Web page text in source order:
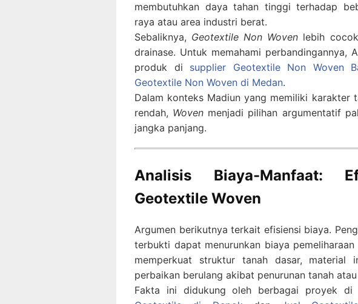
membutuhkan daya tahan tinggi terhadap
raya atau area industri berat.
Sebaliknya, Geotextile Non Woven lebih
drainase. Untuk memahami perbandingannya,
produk di supplier Geotextile Non Woven
Geotextile Non Woven di Medan.
Dalam konteks Madiun yang memiliki karakter
rendah, Woven menjadi pilihan argumentatif
jangka panjang.
Analisis Biaya-Manfaat:
Geotextile Woven
Argumen berikutnya terkait efisiensi biaya.
terbukti dapat menurunkan biaya
memperkuat struktur tanah dasar, material
perbaikan berulang akibat penurunan tanah
Fakta ini didukung oleh berbagai proyek di